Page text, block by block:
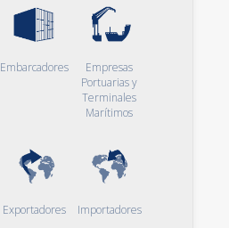
Embarcadores
Empresas
Portuarias y
Terminales
Marítimos
Exportadores Importadores